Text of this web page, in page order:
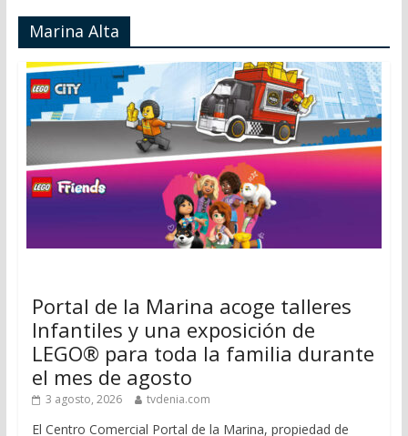
Marina Alta
Portal de la Marina acoge talleres
Infantiles y una exposición de
LEGO® para toda la familia durante
el mes de agosto
3 agosto, 2026 tvdenia.com
El Centro Comercial Portal de la Marina, propiedad de